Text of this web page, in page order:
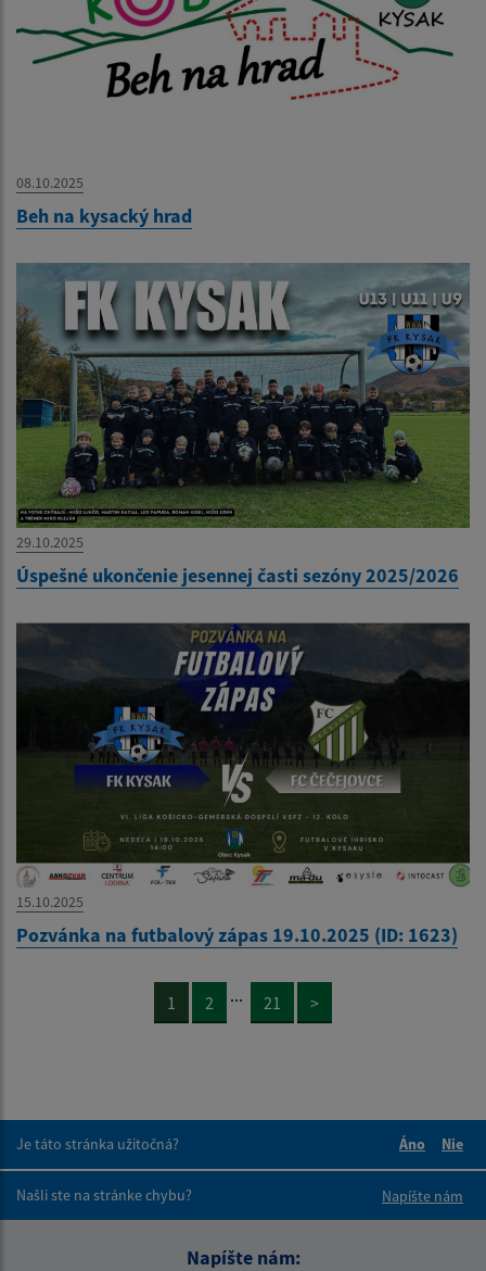
08.10.2025
Beh na kysacký hrad
29.10.2025
Úspešné ukončenie jesennej časti sezóny 2025/2026
15.10.2025
Pozvánka na futbalový zápas 19.10.2025 (ID: 1623)
1 2 ... 21 >
Je táto stránka užitočná?
Áno
Nie
Našli ste na stránke chybu?
Napíšte nám
Napíšte nám: